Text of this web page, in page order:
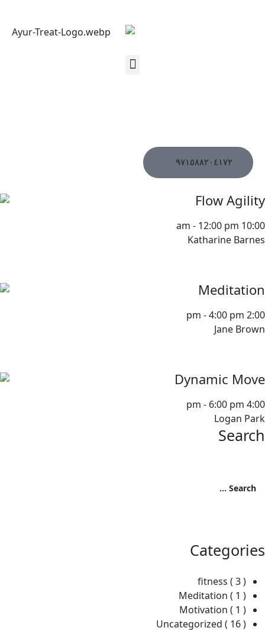
٩٧١٥٨٨٢٠٤١٧٢
Flow Agility
10:00 am
- 12:00 pm
Katharine Barnes
Meditation
2:00 pm
-4:00 pm
Jane Brown
Dynamic Move
4:00 pm
- 6:00 pm
Logan Park
Search
Categories
fitness ( 3 )
Meditation ( 1 )
Motivation ( 1 )
Uncategorized ( 16 )